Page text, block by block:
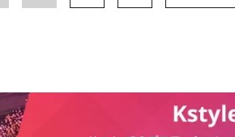
に戻ってくるのであれば、メンバーと議論して一緒
約効力停止仮処分申請が棄却訴訟費用を全額負担
意思なし？代表の提案に無反応